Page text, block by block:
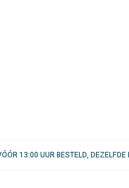
13:00 UUR BESTELD, DEZELFDE